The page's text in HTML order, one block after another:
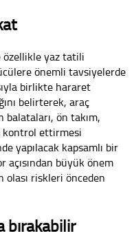
özellikle yaz tatili
önemli tavsiyelerde
birlikte hararet
belirterek, araç
ön takım,
kontrol ettirmesi
yapılacak kapsamlı bir
açısından büyük önem
olası riskleri önceden
bırakabilir